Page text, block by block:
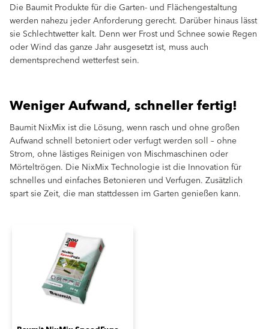
Die Baumit Produkte für die Garten- und Flächengestaltung
werden nahezu jeder Anforderung gerecht. Darüber hinaus lässt
sie Schlechtwetter kalt. Denn wer Frost und Schnee sowie Regen
oder Wind das ganze Jahr ausgesetzt ist, muss auch
dementsprechend wetterfest sein.
Weniger Aufwand, schneller fertig!
Baumit NixMix ist die Lösung, wenn rasch und ohne großen
Aufwand schnell betoniert oder verfugt werden soll – ohne
Strom, ohne lästiges Reinigen von Mischmaschinen oder
Mörteltrögen. Die NixMix Technologie ist die Innovation für
schnelles und einfaches Betonieren und Verfugen. Zusätzlich
spart sie Zeit, die man stattdessen im Garten genießen kann.